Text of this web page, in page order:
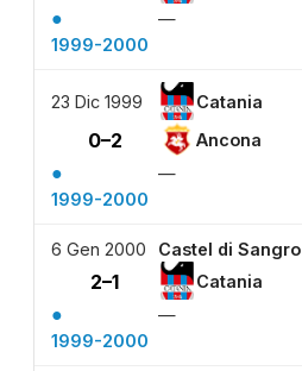
●
—
1999-2000
23 Dic 1999 Catania
0–2 Ancona
●
—
1999-2000
6 Gen 2000 Castel di Sangro
2–1 Catania
●
—
1999-2000